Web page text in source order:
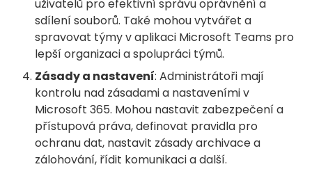
uživatelů pro efektivní správu oprávnění a
sdílení souborů. Také mohou vytvářet a
spravovat týmy v aplikaci Microsoft Teams pro
lepší organizaci a spolupráci týmů.
Zásady a nastavení: Administrátoři mají
kontrolu nad zásadami a nastaveními v
Microsoft 365. Mohou nastavit zabezpečení a
přístupová práva, definovat pravidla pro
ochranu dat, nastavit zásady archivace a
zálohování, řídit komunikaci a další.